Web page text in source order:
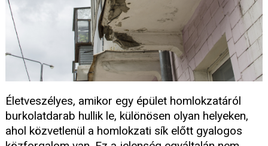
Életveszélyes, amikor egy épület homlokzatáról
burkolatdarab hullik le, különösen olyan helyeken,
ahol közvetlenül a homlokzati sík előtt gyalogos